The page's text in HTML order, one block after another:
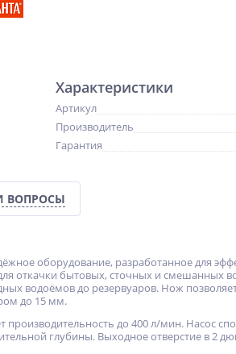
Характеристики
Артикул
Производитель
Гарантия
ВОПРОСЫ
оборудование, разработанное для
откачки бытовых, сточных и смешанных
водоёмов до резервуаров. Нож
до 15 мм.
производительность до 400 л/мин. Насос
глубины. Выходное отверстие в 2